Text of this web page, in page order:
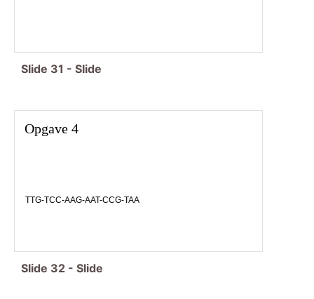
Slide 31 - Slide
Opgave 4
TTG-TCC-AAG-AAT-CCG-TAA
Slide 32 - Slide